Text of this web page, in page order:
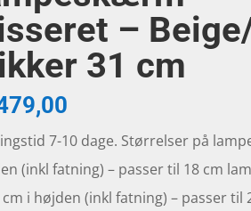
–
31 cm
7-10 dage. Størrelser på
(inkl fatning) – passer til 18 cm
cm i højden (inkl fatning) – passer til